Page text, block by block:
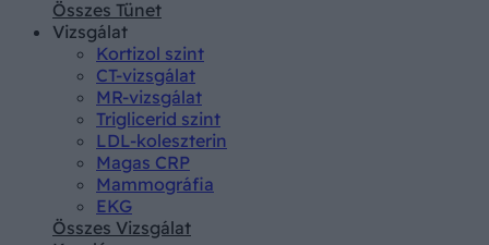
Összes Tünet
Vizsgálat
Kortizol szint
CT-vizsgálat
MR-vizsgálat
Triglicerid szint
LDL-koleszterin
Magas CRP
Mammográfia
EKG
Összes Vizsgálat